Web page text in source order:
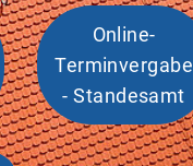
Online-
Terminvergabe
- Standesamt